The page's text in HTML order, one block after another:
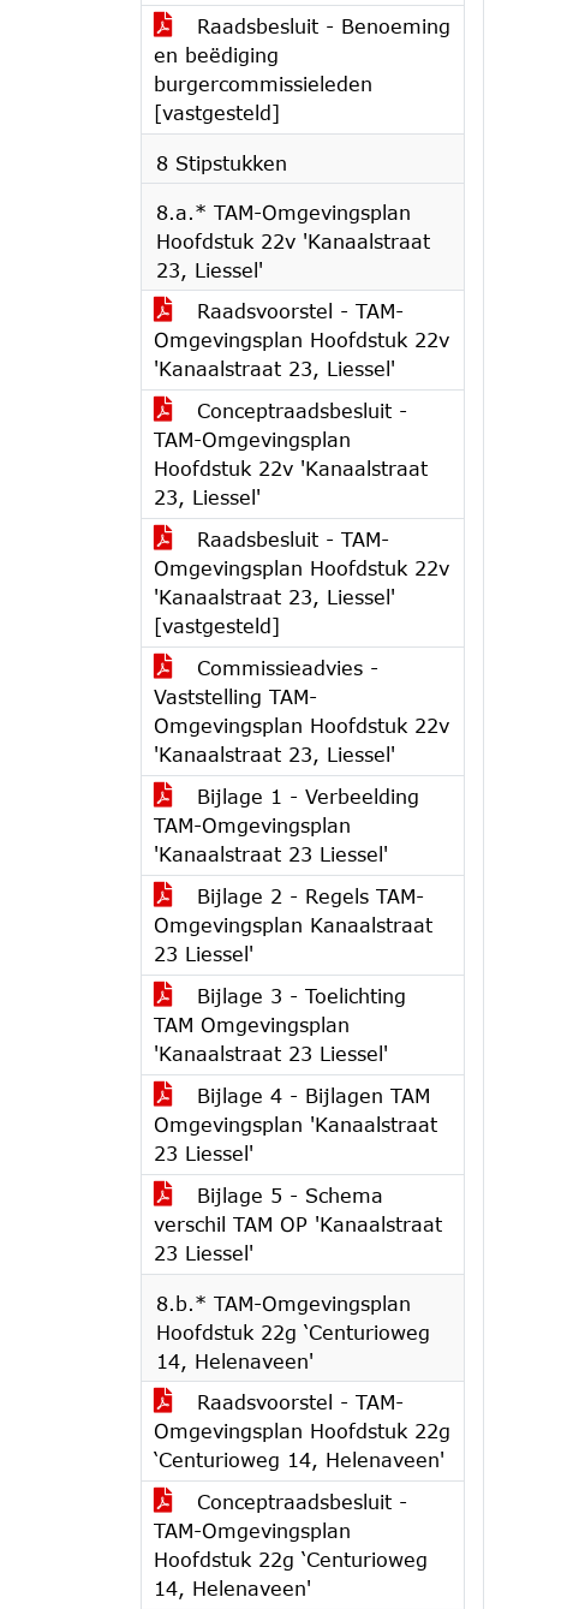
Raadsbesluit - Benoeming
en beëdiging
burgercommissieleden
[vastgesteld]
8 Stipstukken
8.a.* TAM-Omgevingsplan
Hoofdstuk 22v 'Kanaalstraat
23, Liessel'
Raadsvoorstel - TAM-
Omgevingsplan Hoofdstuk 22v
'Kanaalstraat 23, Liessel'
Conceptraadsbesluit -
TAM-Omgevingsplan
Hoofdstuk 22v 'Kanaalstraat
23, Liessel'
Raadsbesluit - TAM-
Omgevingsplan Hoofdstuk 22v
'Kanaalstraat 23, Liessel'
[vastgesteld]
Commissieadvies -
Vaststelling TAM-
Omgevingsplan Hoofdstuk 22v
'Kanaalstraat 23, Liessel'
Bijlage 1 - Verbeelding
TAM-Omgevingsplan
'Kanaalstraat 23 Liessel'
Bijlage 2 - Regels TAM-
Omgevingsplan Kanaalstraat
23 Liessel'
Bijlage 3 - Toelichting
TAM Omgevingsplan
'Kanaalstraat 23 Liessel'
Bijlage 4 - Bijlagen TAM
Omgevingsplan 'Kanaalstraat
23 Liessel'
Bijlage 5 - Schema
verschil TAM OP 'Kanaalstraat
23 Liessel'
8.b.* TAM-Omgevingsplan
Hoofdstuk 22g ‘Centurioweg
14, Helenaveen'
Raadsvoorstel - TAM-
Omgevingsplan Hoofdstuk 22g
‘Centurioweg 14, Helenaveen'
Conceptraadsbesluit -
TAM-Omgevingsplan
Hoofdstuk 22g ‘Centurioweg
14, Helenaveen'